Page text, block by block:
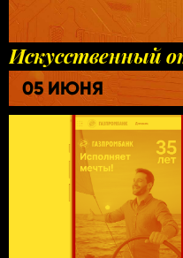
Искусственный
05 ИЮНЯ